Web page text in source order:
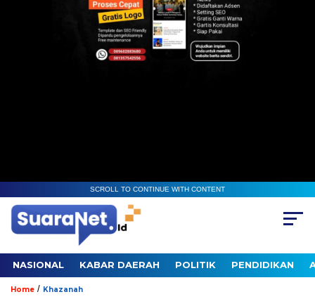
SCROLL TO CONTINUE WITH CONTENT
NASIONAL KABAR DAERAH POLITIK PENDIDIKAN
Home / Khazanah